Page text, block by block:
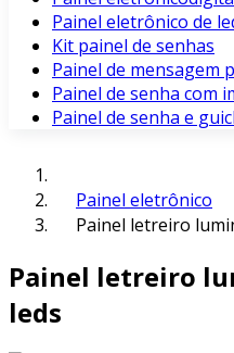
Painel eletrônico de
Kit painel de senhas
Painel de mensagem
Painel de senha com
Painel de senha e
Painel eletrônico
Painel letreiro
Painel letreiro
leds